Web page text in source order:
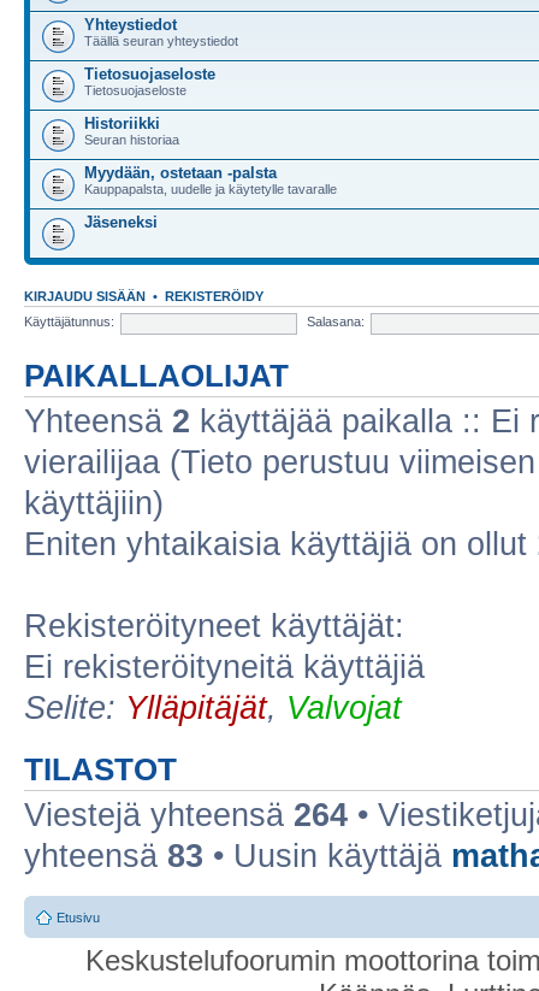
Yhteystiedot
Täällä seuran yhteystiedot
Tietosuojaseloste
Tietosuojaseloste
Historiikki
Seuran historiaa
Myydään, ostetaan -palsta
Kauppapalsta, uudelle ja käytetylle tavaralle
Jäseneksi
KIRJAUDU SISÄÄN • REKISTERÖIDY
Käyttäjätunnus:
Salasana:
PAIKALLAOLIJAT
Yhteensä 2 käyttäjää paikalla :: Ei
vierailijaa (Tieto perustuu
käyttäjiin)
Eniten yhtaikaisia käyttäjiä on ollut
Rekisteröityneet käyttäjät:
Ei rekisteröityneitä käyttäjiä
Selite: Ylläpitäjät, Valvojat
TILASTOT
Viestejä yhteensä 264 •
yhteensä 83 • Uusin käyttäjä
Etusivu
Keskustelufoorumin moottorina